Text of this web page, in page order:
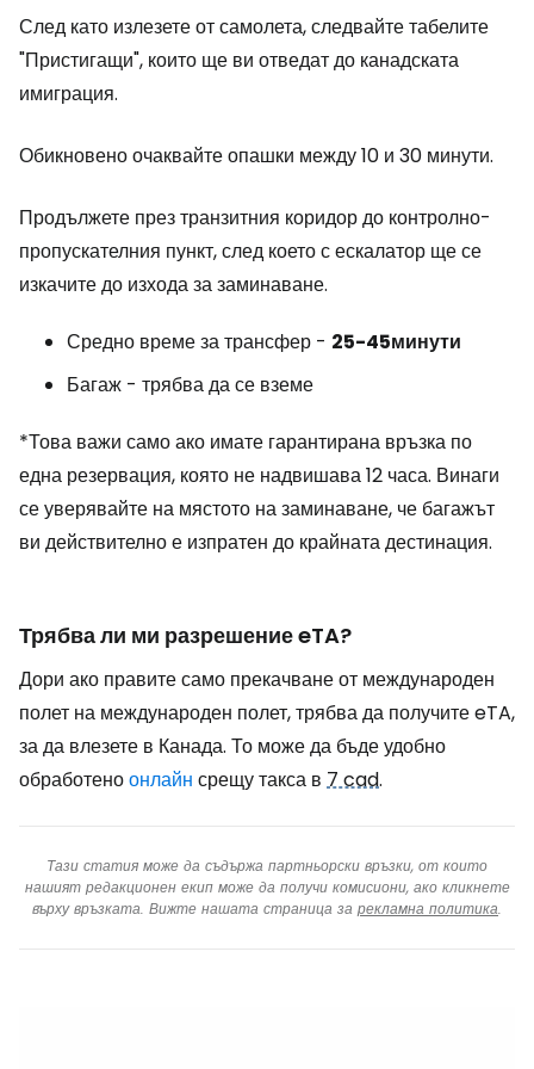
След като излезете от самолета, следвайте табелите
"Пристигащи", които ще ви отведат до канадската
имиграция.
Обикновено очаквайте опашки между 10 и 30 минути.
Продължете през транзитния коридор до контролно-
пропускателния пункт, след което с ескалатор ще се
изкачите до изхода за заминаване.
Средно време за трансфер - 25-45минути
Багаж - трябва да се вземе
*Това важи само ако имате гарантирана връзка по
една резервация, която не надвишава 12 часа. Винаги
се уверявайте на мястото на заминаване, че багажът
ви действително е изпратен до крайната дестинация.
Трябва ли ми разрешение eTA?
Дори ако правите само прекачване от международен
полет на международен полет, трябва да получите eTA,
за да влезете в Канада. То може да бъде удобно
обработеноонлайн срещу такса в 7 cad.
Тази статия може да съдържа партньорски връзки, от които
нашият редакционен екип може да получи комисиони, ако кликнете
върху връзката. Вижте нашата страница за рекламна политика.